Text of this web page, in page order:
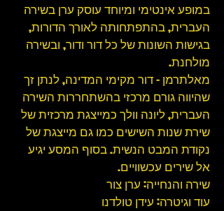
במופע אינטימי ומיוחד עוסק ערן בשירה
העברית, בהתפתחותה לאורך הדורות,
בגישות השונות של כל דור ודור, ובשירה
מולחנת.
מאלתרמן - דור מקימי המדינה, לנתן זך
שהיווה גורם מרכזי בהשתחררות השירה
העברית, ליונה וולך כמייצגת מרכזית של
שירת שנות השישים כמו גם מייצגת של
נקודת המבט הנשית. בסוף המסע יגיע
אל שירים עכשוויים.
שירה והנחייה: ערן צור
עוד וגיטרה: עידן טולדנו